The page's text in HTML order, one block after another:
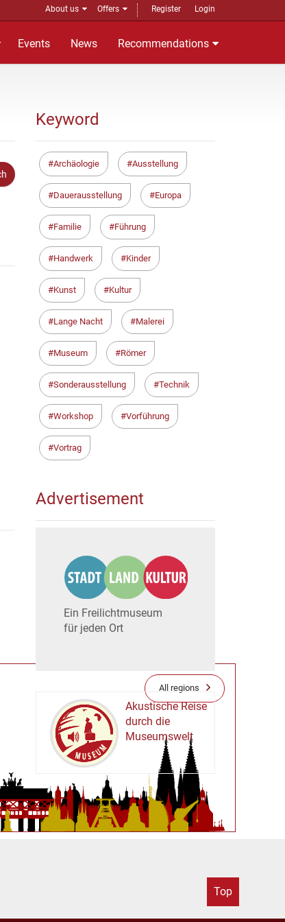
About us Offers Register Login
Events News Recommendations
All regions
Keyword
Archäologie Ausstellung
Dauerausstellung Europa
Familie Führung
Handwerk Kinder
Kunst Kultur
Lange Nacht Malerei
Museum Römer
Sonderausstellung Technik
Workshop Vorführung
Vortrag
Advertisement
Ein Freilichtmuseum
für jeden Ort
MUSEUM
Akustische Reise
durch die
Museumswelt
Top